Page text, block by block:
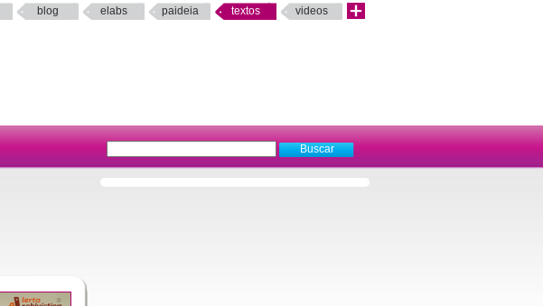
blog elabs paideia textos videos